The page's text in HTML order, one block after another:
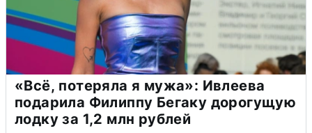
«Всё, потеряла я мужа»: Ивлеева
подарила Филиппу Бегаку дорогущую
лодку за 1,2 млн рублей